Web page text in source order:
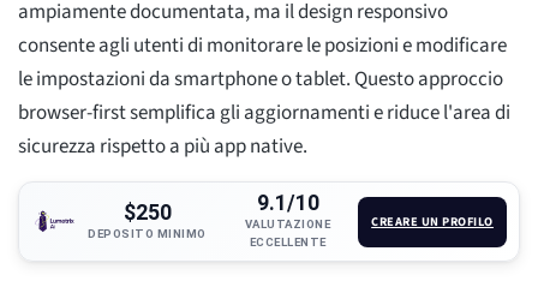
ampiamente documentata, ma il design responsivo
consente agli utenti di monitorare le posizioni e modificare
le impostazioni da smartphone o tablet. Questo approccio
browser-first semplifica gli aggiornamenti e riduce l'area di
sicurezza rispetto a più app native.
$250
DEPOSITO MINIMO
9.1/10
VALUTAZIONE
ECCELLENTE
CREARE UN PROFILO